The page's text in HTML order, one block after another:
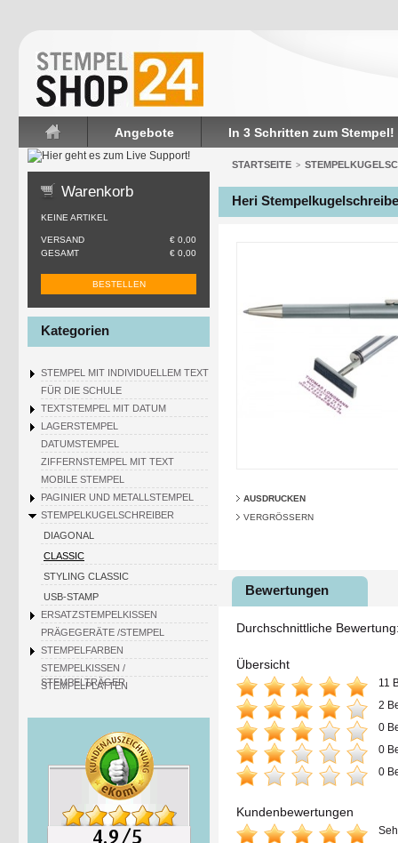
Startseite
Angebote In 3 Schritten zum Stempel!
Warenkorb
KEINE ARTIKEL
VERSAND
€ 0,00
GESAMT
€ 0,00
BESTELLEN
Kategorien
STEMPEL MIT INDIVIDUELLEM TEXT
FÜR DIE SCHULE
TEXTSTEMPEL MIT DATUM
LAGERSTEMPEL
DATUMSTEMPEL
ZIFFERNSTEMPEL MIT TEXT
MOBILE STEMPEL
PAGINIER UND METALLSTEMPEL
STEMPELKUGELSCHREIBER
DIAGONAL
CLASSIC
STYLING CLASSIC
USB-STAMP
ERSATZSTEMPELKISSEN
PRÄGEGERÄTE /STEMPEL
STEMPELFARBEN
STEMPELKISSEN /
STEMPELTRÄGER
STEMPELPLATTEN
STARTSEITE >
Heri
AUSDRUCKEN
VERGRÖSSERN
Bewertungen
Durchschnittliche
Übersicht
11
2
0
0
0
Kundenbewertungen